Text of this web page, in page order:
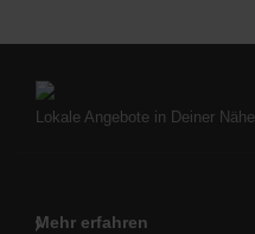
Lokale Angebote in Deiner Nähe
Mehr erfahren